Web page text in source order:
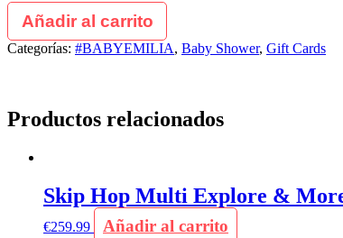
Añadir al carrito
Categorías: #BABYEMILIA, Baby Shower, Gift Cards
Productos relacionados
Skip Hop Multi Explore &
€259.99 Añadir al carrito